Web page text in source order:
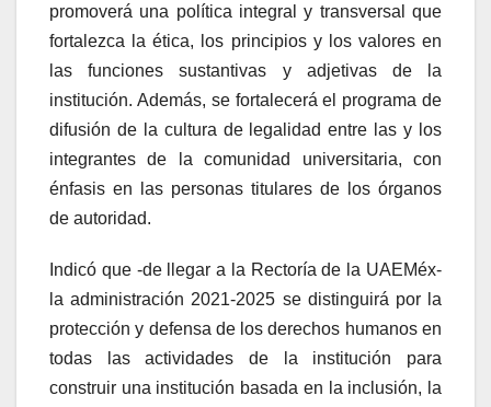
promoverá una política integral y transversal que
fortalezca la ética, los principios y los valores en
las funciones sustantivas y adjetivas de la
institución. Además, se fortalecerá el programa de
difusión de la cultura de legalidad entre las y los
integrantes de la comunidad universitaria, con
énfasis en las personas titulares de los órganos
de autoridad.
Indicó que -de llegar a la Rectoría de la UAEMéx-
la administración 2021-2025 se distinguirá por la
protección y defensa de los derechos humanos en
todas las actividades de la institución para
construir una institución basada en la inclusión, la